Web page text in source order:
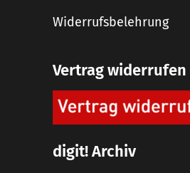
Widerrufsbelehrung
Vertrag widerrufen
digit! Archiv